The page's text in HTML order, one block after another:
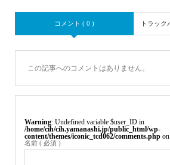
コメント ( 0 ) トラック
この記事へのコメントはありません。
Warning : Undefined variable $user_ID in
/home/cih/cih.yamanashi.jp/public_html/wp-
content/themes/iconic_tcd062/comments.phpon
名前 ( 必須 )